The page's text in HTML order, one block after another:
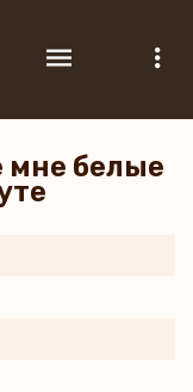
белые